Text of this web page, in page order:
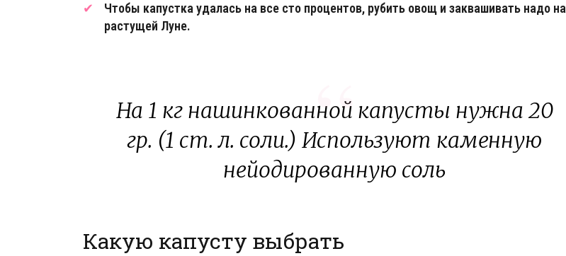
Чтобы капустка удалась на все сто процентов, рубить овощ и заквашивать надо на
растущей Луне.
На 1 кг нашинкованной капусты нужна 20
гр. (1 ст. л. соли.) Используют каменную
нейодированную соль
Какую капусту выбрать